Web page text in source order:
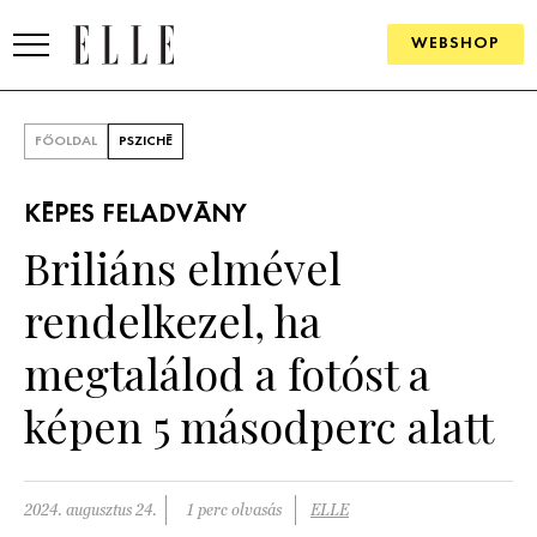
WEBSHOP
SZÉPSÉG
PSZICHÉ
PÁRKAPCSOLAT
FŐOLDAL PSZICHÉ
KÉPES FELADVÁNY
Briliáns elmével
rendelkezel, ha
megtalálod a fotóst a
képen 5 másodperc alatt
2024. augusztus 24. 1 perc olvasás ELLE